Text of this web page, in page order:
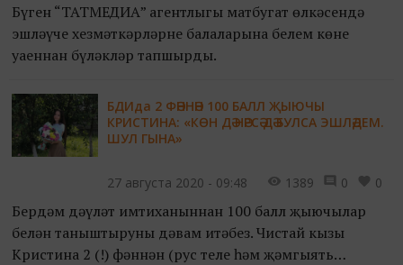
Бүген “ТАТМЕДИА” агентлыгы матбугат өлкәсендә
эшләүче хезмәткәрләрнең балаларына белем көне
уңаеннан бүләкләр тапшырды.
БДИда 2 ФӘННӘН 100 БАЛЛ ҖЫЮЧЫ
КРИСТИНА: «КӨН ДӘ НӘРСӘ ДӘ БУЛСА ЭШЛӘДЕМ.
ШУЛ ГЫНА»
27 августа 2020 - 09:48 1389 0 0
Бердәм дәүләт имтиханыннан 100 балл җыючылар
белән таныштыруны дәвам итәбез. Чистай кызы
Кристина 2 (!) фәннән (рус теле һәм җәмгыять